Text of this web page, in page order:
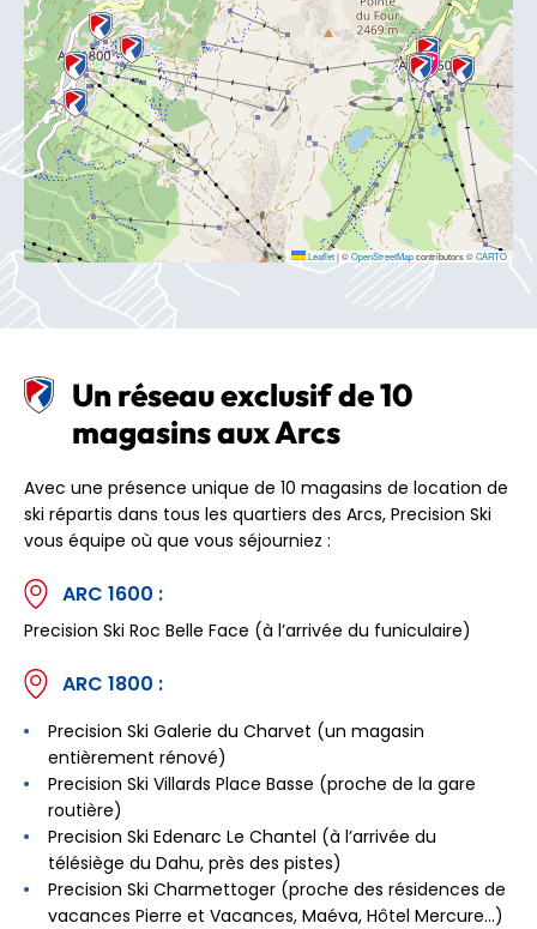
Leaflet|©OpenStreetMapcontributors ©CARTO
Un réseau exclusif de 10
magasins aux Arcs
Avec une présence unique de 10 magasins de location de
ski répartis dans tous les quartiers des Arcs, Precision Ski
vous équipe où que vous séjourniez :
ARC 1600 :
Precision Ski Roc Belle Face (à l’arrivée du funiculaire)
ARC 1800 :
Precision Ski Galerie du Charvet (un magasin
entièrement rénové)
Precision Ski Villards Place Basse (proche de la gare
routière)
Precision Ski Edenarc Le Chantel (à l’arrivée du
télésiège du Dahu, près des pistes)
Precision Ski Charmettoger (proche des résidences de
vacances Pierre et Vacances, Maéva, Hôtel Mercure…)